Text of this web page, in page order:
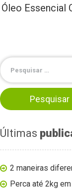
Óleo Essencial
Últimas
2 maneiras
Perca até 2kg